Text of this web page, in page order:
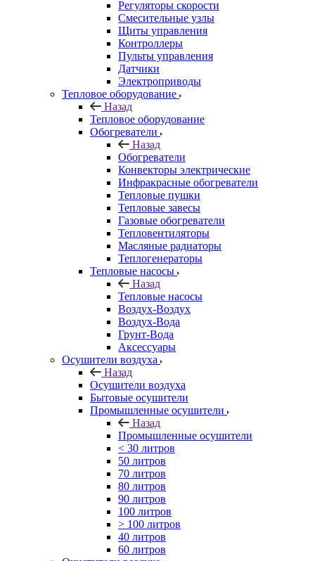
Регуляторы скорости
Смесительные узлы
Щиты управления
Контроллеры
Пульты управления
Датчики
Электроприводы
Тепловое оборудование
Назад
Тепловое оборудование
Обогреватели
Назад
Обогреватели
Конвекторы электрические
Инфракрасные обогреватели
Тепловые пушки
Тепловые завесы
Газовые обогреватели
Тепловентиляторы
Масляные радиаторы
Теплогенераторы
Тепловые насосы
Назад
Тепловые насосы
Воздух-Воздух
Воздух-Вода
Грунт-Вода
Аксессуары
Осушители воздуха
Назад
Осушители воздуха
Бытовые осушители
Промышленные осушители
Назад
Промышленные осушители
< 30 литров
50 литров
70 литров
80 литров
90 литров
100 литров
> 100 литров
40 литров
60 литров